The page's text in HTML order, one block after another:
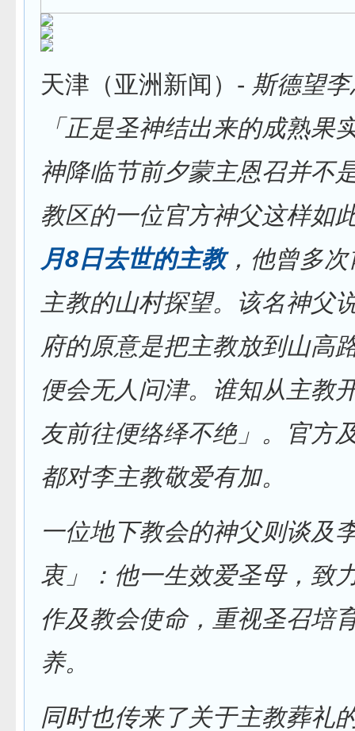
天津（亚洲新闻）- 斯德望
「正是圣神结出来的成熟果
神降临节前夕蒙主恩召并不
教区的一位官方神父这样如
月8日去世的主教，他曾多
主教的山村探望。该名神父
府的原意是把主教放到山高
便会无人问津。谁知从主教
友前往便络绎不绝」。官方
都对李主教敬爱有加。
一位地下教会的神父则谈及
衷」：他一生效爱圣母，致
作及教会使命，重视圣召培
养。
同时也传来了关于主教葬礼